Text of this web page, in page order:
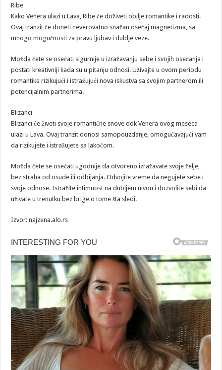
Ribe
Kako Venera ulazi u Lava, Ribe će doživeti obilje romantike i radosti.
Ovaj tranzit će doneti neverovatno snažan osećaj magnetizma, sa
mnogo mogućnosti za pravu ljubav i dublje veze.
Možda ćete se osećati sigurnije u izražavanju sebe i svojih osećanja i
postati kreativniji kada su u pitanju odnosi. Uživajte u ovom periodu
romantike rizikujući i istražujući nova iskustva sa svojim partnerom ili
potencijalnim partnerima.
Blizanci
Blizanci će živeti svoje romantične snove dok Venera ovog meseca
ulazi u Lava. Ovaj tranzit donosi samopouzdanje, omogućavajući vam
da rizikujete i istražujete sa lakoćom.
Možda ćete se osećati ugodnije da otvoreno izražavate svoje želje,
bez straha od osude ili odbijanja. Odvojite vreme da negujete sebe i
svoje odnose. Istražite intimnost na dubljem nivou i dozvolite sebi da
uživate u trenutku bez brige o tome šta sledi.
Izvor: najzena.alo.rs